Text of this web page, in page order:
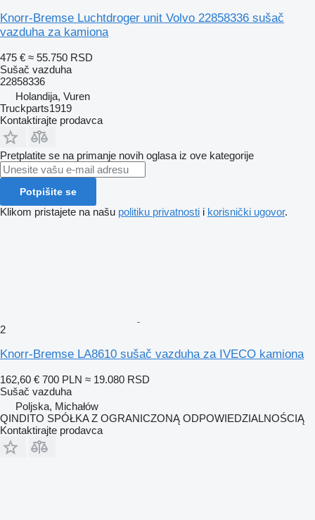
Knorr-Bremse Luchtdroger unit Volvo 22858336 sušač
vazduha za kamiona
475 € ≈ 55.750 RSD
Sušač vazduha
22858336
Holandija, Vuren
Truckparts1919
Kontaktirajte prodavca
Pretplatite se na primanje novih oglasa iz ove kategorije
Potpišite se
Klikom pristajete na našu politiku privatnosti i korisnički ugovor.
2
Knorr-Bremse LA8610 sušač vazduha za IVECO kamiona
162,60 € 700 PLN ≈ 19.080 RSD
Sušač vazduha
Poljska, Michałów
QINDITO SPÓŁKA Z OGRANICZONĄ ODPOWIEDZIALNOŚCIĄ
Kontaktirajte prodavca